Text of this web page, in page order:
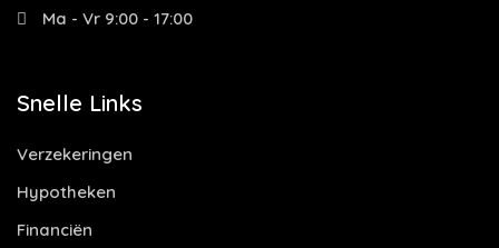
Ma - Vr 9:00 - 17:00
Snelle Links
Verzekeringen
Hypotheken
Financiën